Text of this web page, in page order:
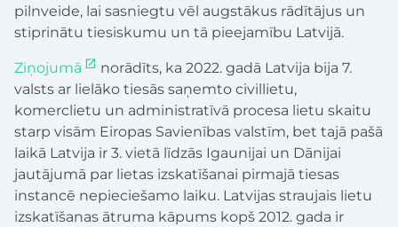
pilnveide, lai sasniegtu vēl augstākus rādītājus un
stiprinātu tiesiskumu un tā pieejamību Latvijā.
Ziņojumā
norādīts, ka 2022. gadā Latvija bija 7.
valsts ar lielāko tiesās saņemto civillietu,
komerclietu un administratīvā procesa lietu skaitu
starp visām Eiropas Savienības valstīm, bet tajā pašā
laikā Latvija ir 3. vietā līdzās Igaunijai un Dānijai
jautājumā par lietas izskatīšanai pirmajā tiesas
instancē nepieciešamo laiku. Latvijas straujais lietu
izskatīšanas ātruma kāpums kopš 2012. gada ir